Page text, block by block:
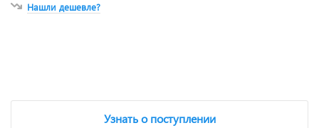
Нашли дешевле?
Узнать о поступлении